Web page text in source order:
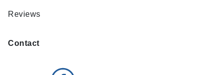
Reviews
Contact